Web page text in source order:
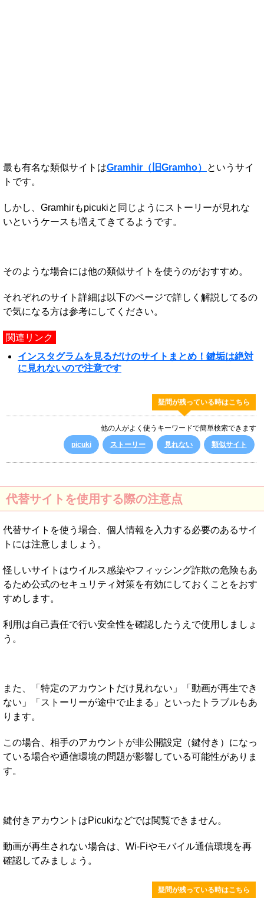
最も有名な類似サイトはGramhir（旧Gramho）
というサイ
トです。
しかし、Gramhirもpicukiと同じようにストーリーが見れな
いというケースも増えてきてるようです。
そのような場合には他の類似サイトを使うのがおすすめ。
それぞれのサイト詳細は以下のページで詳しく解説してるの
で気になる方は参考にしてください。
関連リンク
インスタグラムを見るだけのサイトまとめ！鍵垢は絶対
に見れないので注意です
疑問が残っている時はこちら
他の人がよく使うキーワードで簡単検索できます
picuki
ストーリー 見れない 類似サイト
代替サイトを使用する際の注意点
代替サイトを使う場合、個人情報を入力する必要のあるサイ
トには注意しましょう。
怪しいサイトはウイルス感染やフィッシング詐欺の危険もあ
るため公式のセキュリティ対策を有効にしておくことをおす
すめします。
利用は自己責任で行い安全性を確認したうえで使用しましょ
う。
また、「特定のアカウントだけ見れない」「動画が再生でき
ない」「ストーリーが途中で止まる」といったトラブルもあ
ります。
この場合、相手のアカウントが非公開設定（鍵付き）になっ
ている場合や通信環境の問題が影響している可能性がありま
す。
鍵付きアカウントはPicukiなどでは閲覧できません。
動画が再生されない場合は、Wi-Fiやモバイル通信環境を再
確認してみましょう。
疑問が残っている時はこちら